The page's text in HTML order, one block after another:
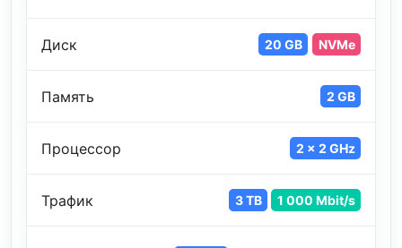
Диск 20 GB NVMe
Память 2 GB
Процессор 2 x 2 GHz
Трафик 3 TB 1 000 Mbit/s